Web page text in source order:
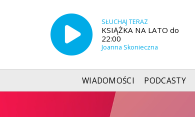
SŁUCHAJ TERAZ
KSIĄŻKA NA LATO do
22:00
Joanna Skonieczna
WIADOMOŚCI PODCASTY